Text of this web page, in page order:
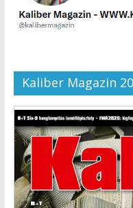
Kaliber Magazin